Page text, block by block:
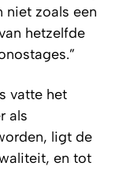
niet zoals een
hetzelfde
vatte het
als
ligt de
en tot